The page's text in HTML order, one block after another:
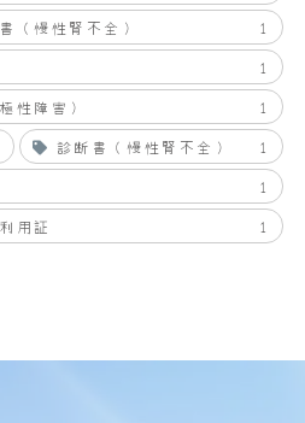
（慢性腎不全）
1
1
性障害）
1
診断書（慢性腎不全）
1
1
用証
1